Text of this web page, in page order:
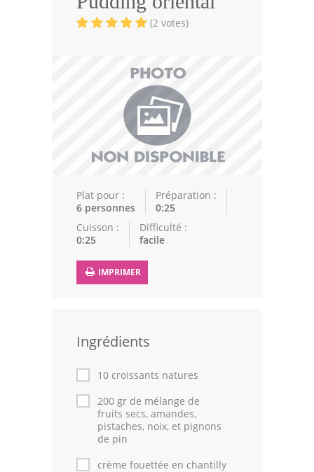
Volailles
Pâtisseries Orientales
Recettes marocaine
Cuisine Algérienne
Cuisine Tunisienne
Cuisine Libanaise
Articles
Actualités
Leçons de cuisine
Fêtes Religieuses
Chefs
Forum
Thèmes
(2 votes)
Plat pour :
6 personnes
Préparation :
0:25
Cuisson :
0:25
Difficulté :
facile
IMPRIMER
Ingrédients
10 croissants natures
200 gr de mélange de
fruits secs, amandes,
pistaches, noix, et pignons
de pin
crème fouettée en chantilly